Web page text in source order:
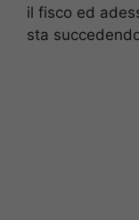
il fisco ed
sta